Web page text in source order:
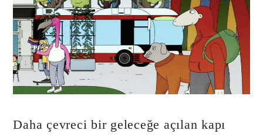
Daha çevreci bir geleceğe açılan kapı